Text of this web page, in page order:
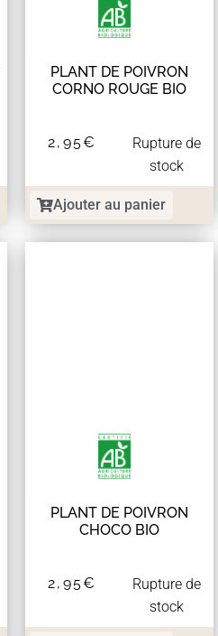
PLANT DE POIVRON
CORNO ROUGE BIO
2,95€
Rupture de
stock
Ajouter au panier
PLANT DE POIVRON
CHOCO BIO
2,95€
Rupture de
stock